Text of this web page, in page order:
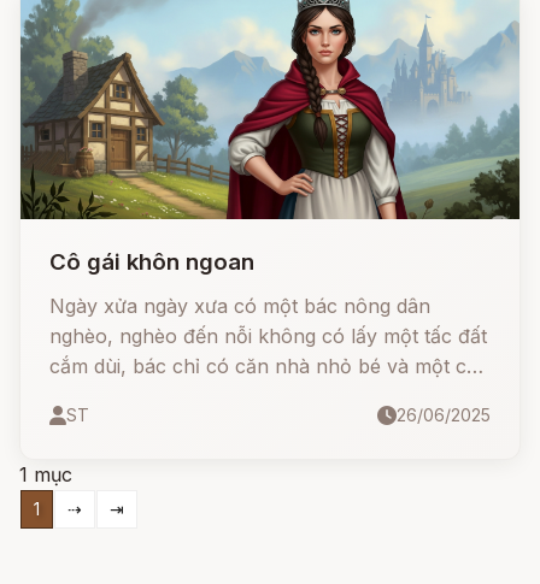
Cô gái khôn ngoan
Ngày xửa ngày xưa có một bác nông dân
nghèo, nghèo đến nỗi không có lấy một tấc đất
cắm dùi, bác chỉ có căn nhà nhỏ bé và một cô
ST 26/06/2025
1 mục
1 ⇢ ⇥